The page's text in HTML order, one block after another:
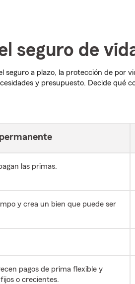
seguro de
seguro a plazo, la protección de
y presupuesto. Decide qué
las primas.
y crea un bien que puede ser
pagos de prima flexible y
o crecientes.